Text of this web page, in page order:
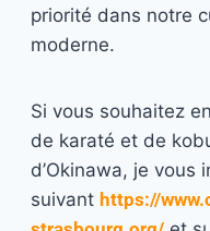
priorité dans notre
moderne.
Si vous souhaitez
de karaté et de
d’Okinawa, je vous
suivant https://